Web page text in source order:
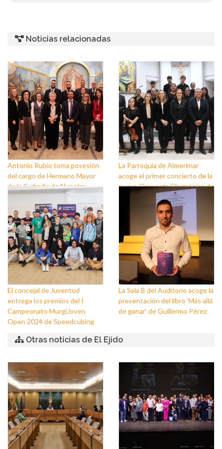
Noticias relacionadas
Antonio Rubio toma posesión
del cargo de Hermano Mayor
de la Cofradía de Nuestro
Padre Jesús Nazareno y
Nuestra Señora de los Dolores
de Balerma
La Parroquia de Almerimar
acoge el primer concierto de la
nueva Orquesta Filarmónica de
El concejal de Juventud
entrega los premios del I
Campeonato MurgiJoven
Open 2024 de Speedcubing
La Sala B del Auditorio acoge la
presentación del libro ‘Más allá
de ganar’ de Guillermo Pérez
Otras noticias de El Ejido